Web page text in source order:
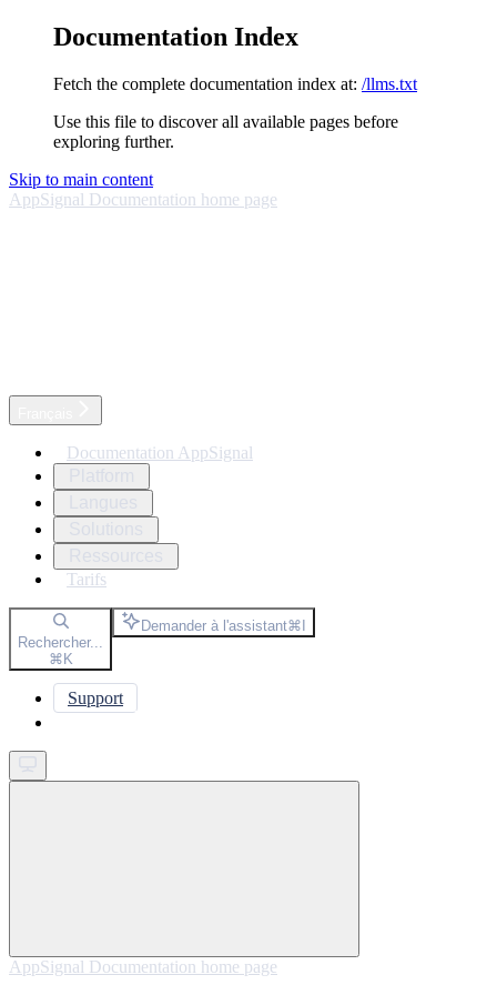
Documentation Index
Fetch the complete documentation index at: /llms.txt
Use this file to discover all available pages before
exploring further.
Skip to main content
AppSignal Documentation home page
Documentation AppSignal
Tarifs
Rechercher...
⌘K
Demander à l'assistant⌘I
Support
AppSignal Documentation home page